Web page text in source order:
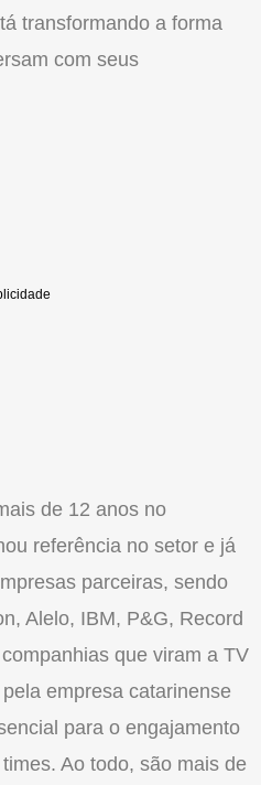
transformando a forma
com seus
de 12 anos no
referência no setor e já
parceiras, sendo
Alelo, IBM, P&G, Record
que viram a TV
empresa catarinense
para o engajamento
Ao todo, são mais de